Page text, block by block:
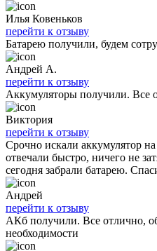
Илья Ковеньков
перейти к отзыву
Батарею получили, будем
Андрей А.
перейти к отзыву
Аккумуляторы получили. Все
Виктория
перейти к отзыву
Срочно искали аккумулятор
отвечали быстро, ничего не
сегодня забрали батарею.
Андрей
перейти к отзыву
АКб получили. Все отлично,
необходимости